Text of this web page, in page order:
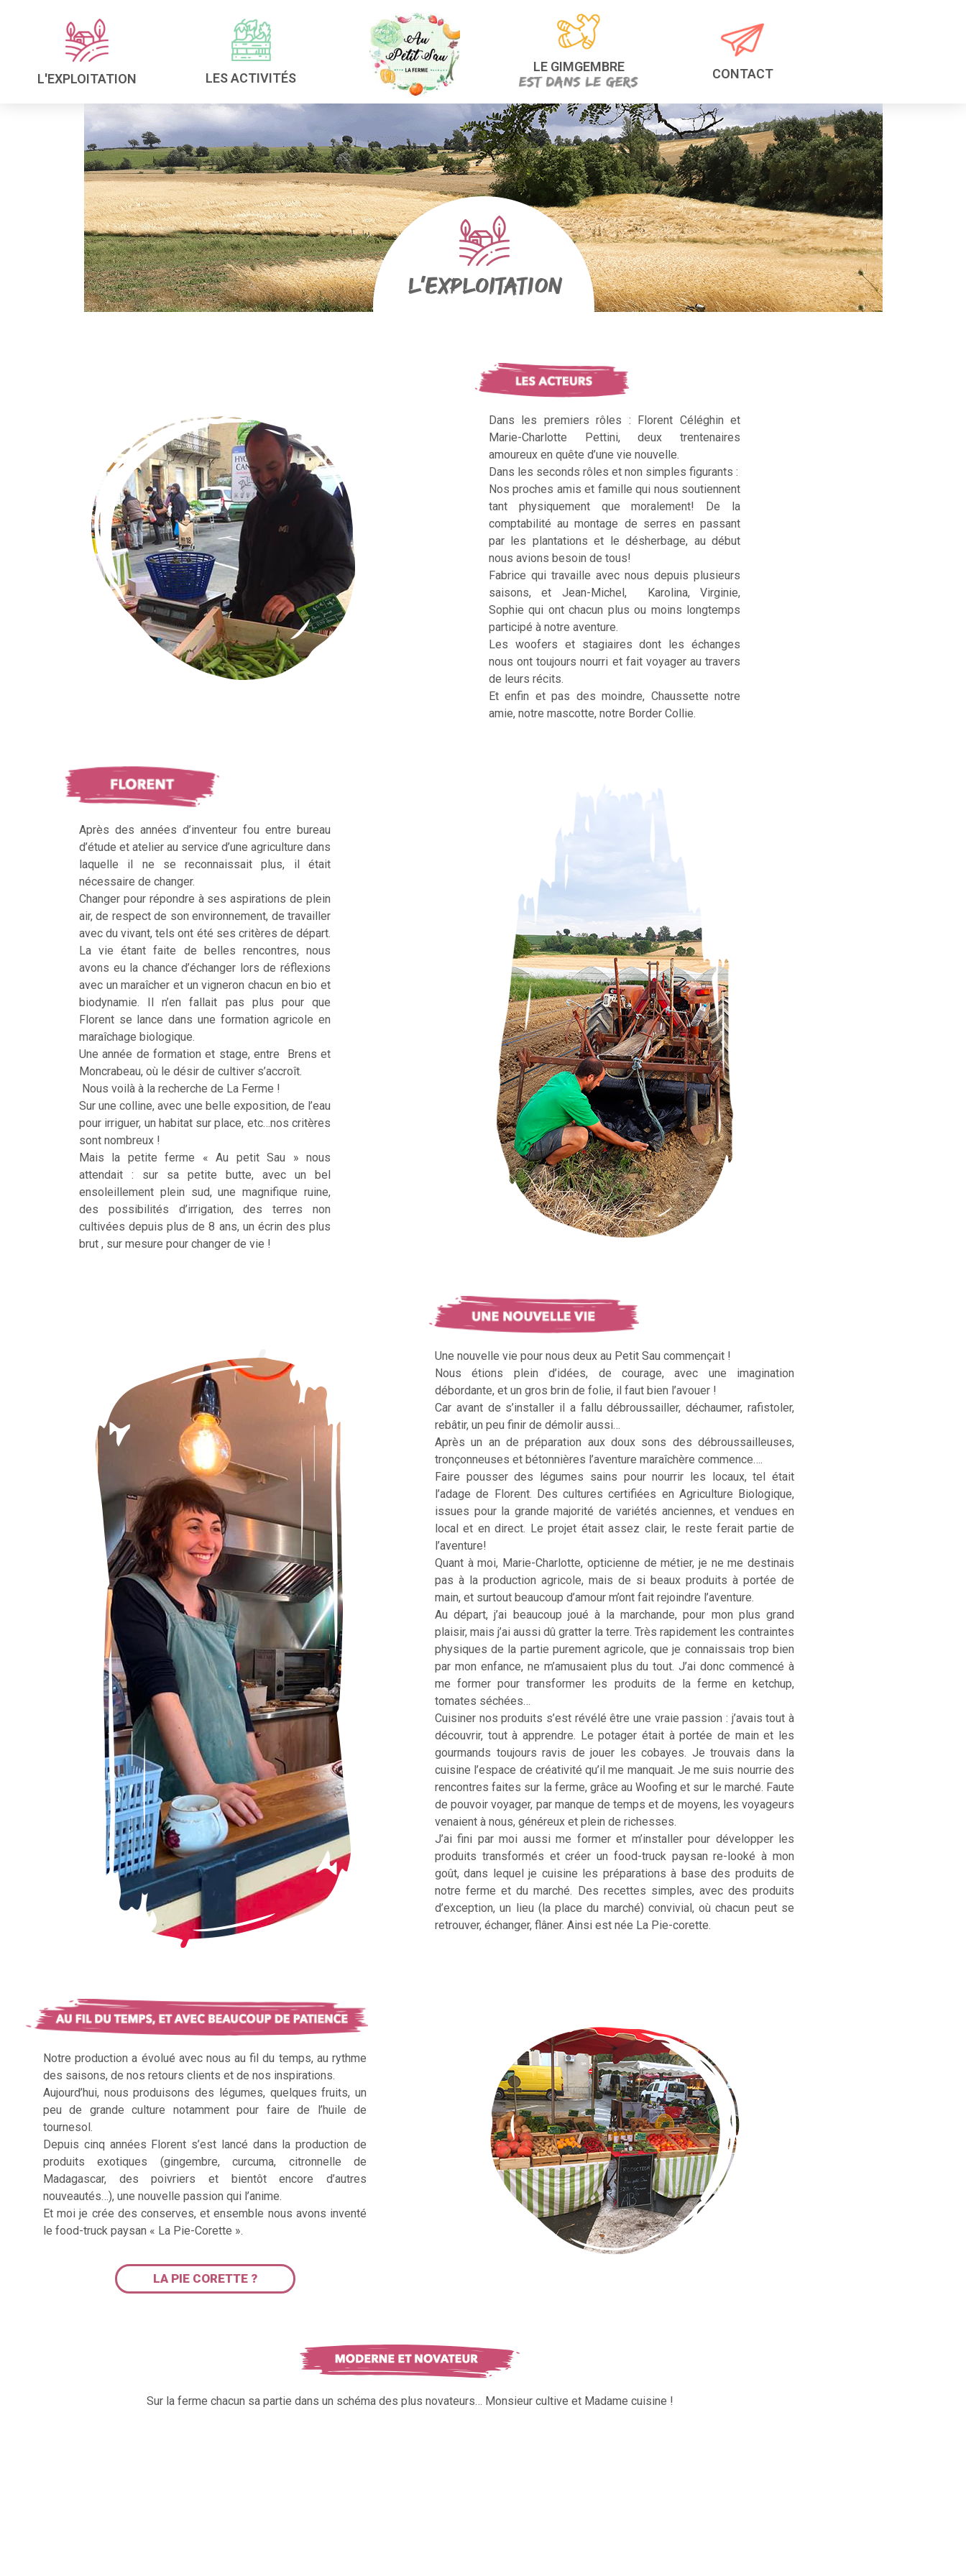
L'EXPLOITATION LES ACTIVITÉS
LE GIMGEMBRE CONTACT
Dans les premiers rôles : Florent Céléghin et
Marie-Charlotte Pettini, deux trentenaires
amoureux en quête d’une vie nouvelle.
Dans les seconds rôles et non simples figurants :
Nos proches amis et famille qui nous soutiennent
tant physiquement que moralement! De la
comptabilité au montage de serres en passant
par les plantations et le désherbage, au début
nous avions besoin de tous!
Fabrice qui travaille avec nous depuis plusieurs
saisons, et Jean-Michel, Karolina, Virginie,
Sophie qui ont chacun plus ou moins longtemps
participé à notre aventure.
Les woofers et stagiaires dont les échanges
nous ont toujours nourri et fait voyager au travers
de leurs récits.
Et enfin et pas des moindre, Chaussette notre
amie, notre mascotte, notre Border Collie.
Après des années d’inventeur fou entre bureau
d’étude et atelier au service d’une agriculture dans
laquelle il ne se reconnaissait plus, il était
nécessaire de changer.
Changer pour répondre à ses aspirations de plein
air, de respect de son environnement, de travailler
avec du vivant, tels ont été ses critères de départ.
La vie étant faite de belles rencontres, nous
avons eu la chance d’échanger lors de réflexions
avec un maraîcher et un vigneron chacun en bio et
biodynamie. Il n’en fallait pas plus pour que
Florent se lance dans une formation agricole en
maraîchage biologique.
Une année de formation et stage, entre Brens et
Moncrabeau, où le désir de cultiver s’accroît.
Nous voilà à la recherche de La Ferme !
Sur une colline, avec une belle exposition, de l’eau
pour irriguer, un habitat sur place, etc…nos critères
sont nombreux !
Mais la petite ferme « Au petit Sau » nous
attendait : sur sa petite butte, avec un bel
ensoleillement plein sud, une magnifique ruine,
des possibilités d’irrigation, des terres non
cultivées depuis plus de 8 ans, un écrin des plus
brut , sur mesure pour changer de vie !
Une nouvelle vie pour nous deux au Petit Sau commençait !
Nous étions plein d’idées, de courage, avec une imagination
débordante, et un gros brin de folie, il faut bien l’avouer !
Car avant de s’installer il a fallu débroussailler, déchaumer, rafistoler,
rebâtir, un peu finir de démolir aussi…
Après un an de préparation aux doux sons des débroussailleuses,
tronçonneuses et bétonnières l’aventure maraîchère commence….
Faire pousser des légumes sains pour nourrir les locaux, tel était
l’adage de Florent. Des cultures certifiées en Agriculture Biologique,
issues pour la grande majorité de variétés anciennes, et vendues en
local et en direct. Le projet était assez clair, le reste ferait partie de
l’aventure!
Quant à moi, Marie-Charlotte, opticienne de métier, je ne me destinais
pas à la production agricole, mais de si beaux produits à portée de
main, et surtout beaucoup d’amour m’ont fait rejoindre l’aventure.
Au départ, j’ai beaucoup joué à la marchande, pour mon plus grand
plaisir, mais j’ai aussi dû gratter la terre. Très rapidement les contraintes
physiques de la partie purement agricole, que je connaissais trop bien
par mon enfance, ne m’amusaient plus du tout. J’ai donc commencé à
me former pour transformer les produits de la ferme en ketchup,
tomates séchées…
Cuisiner nos produits s’est révélé être une vraie passion : j’avais tout à
découvrir, tout à apprendre. Le potager était à portée de main et les
gourmands toujours ravis de jouer les cobayes. Je trouvais dans la
cuisine l’espace de créativité qu’il me manquait. Je me suis nourrie des
rencontres faites sur la ferme, grâce au Woofing et sur le marché. Faute
de pouvoir voyager, par manque de temps et de moyens, les voyageurs
venaient à nous, généreux et plein de richesses.
J’ai fini par moi aussi me former et m’installer pour développer les
produits transformés et créer un food-truck paysan re-looké à mon
goût, dans lequel je cuisine les préparations à base des produits de
notre ferme et du marché. Des recettes simples, avec des produits
d’exception, un lieu (la place du marché) convivial, où chacun peut se
retrouver, échanger, flâner. Ainsi est née La Pie-corette.
Notre production a évolué avec nous au fil du temps, au rythme
des saisons, de nos retours clients et de nos inspirations.
Aujourd’hui, nous produisons des légumes, quelques fruits, un
peu de grande culture notamment pour faire de l’huile de
tournesol.
Depuis cinq années Florent s’est lancé dans la production de
produits exotiques (gingembre, curcuma, citronnelle de
Madagascar, des poivriers et bientôt encore d’autres
nouveautés…), une nouvelle passion qui l’anime.
Et moi je crée des conserves, et ensemble nous avons inventé
le food-truck paysan « La Pie-Corette ».
LA PIE CORETTE ?
Sur la ferme chacun sa partie dans un schéma des plus novateurs… Monsieur cultive et Madame cuisine !